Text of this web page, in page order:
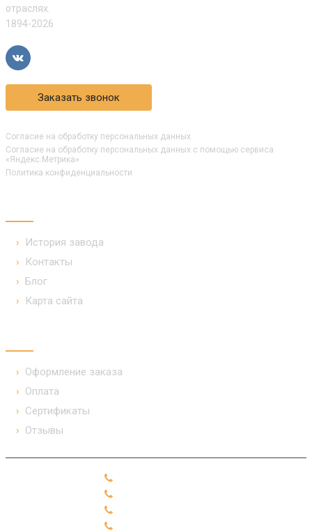
отраслях.
1894-2026
Заказать звонок
Согласие на обработку персональных данных
Согласие на обработку персональных данных с помощью сервиса
«Яндекс.Метрика»
Политика конфиденциальности
История завода
Контакты
Блог
Карта сайта
Оформление заказа
Оплата
Сертификаты
Отзывы